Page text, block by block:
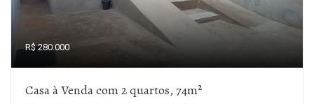
R$ 280.000
Casa à Venda com 2 quartos, 74m²